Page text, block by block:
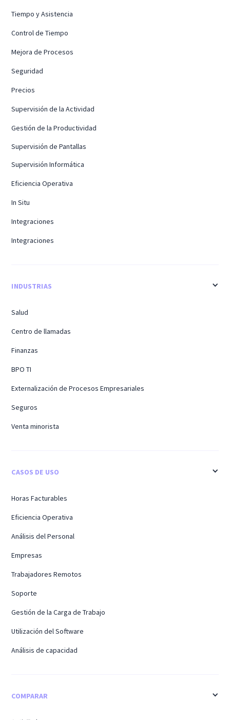
Tiempo y Asistencia
Control de Tiempo
Mejora de Procesos
Seguridad
Precios
Supervisión de la Actividad
Gestión de la Productividad
Supervisión de Pantallas
Supervisión Informática
Eficiencia Operativa
In Situ
Integraciones
Integraciones
INDUSTRIAS
Salud
Centro de llamadas
Finanzas
BPO TI
Externalización de Procesos Empresariales
Seguros
Venta minorista
CASOS DE USO
Horas Facturables
Eficiencia Operativa
Análisis del Personal
Empresas
Trabajadores Remotos
Soporte
Gestión de la Carga de Trabajo
Utilización del Software
Análisis de capacidad
COMPARAR